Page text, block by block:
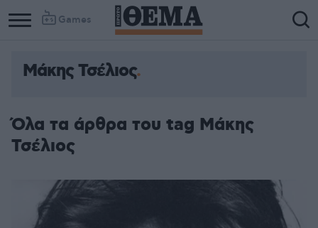
Games
Column
Column
Μάκης Τσέλιος
Όλα τα άρθρα του tag Μάκης
Τσέλιος